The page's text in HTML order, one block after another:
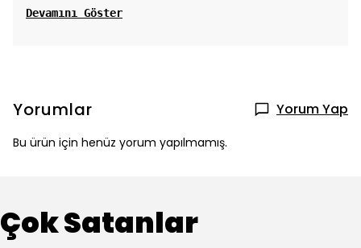
Devamını Göster
Yorumlar Yorum Yap
Bu ürün için henüz yorum yapılmamış.
Çok Satanlar